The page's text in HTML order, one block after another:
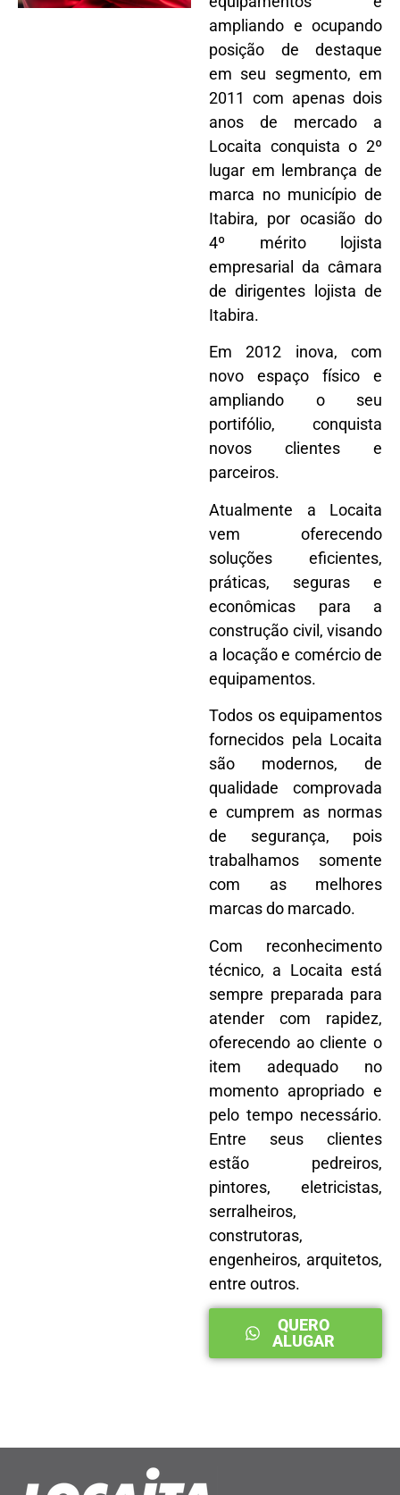
ampliando e ocupando
posição de destaque
em seu segmento, em
2011 com apenas dois
anos de mercado a
Locaita conquista o 2º
lugar em lembrança de
marca no município de
Itabira, por ocasião do
4º mérito lojista
empresarial da câmara
de dirigentes lojista de
Itabira.
Em 2012 inova, com
novo espaço físico e
ampliando o seu
portifólio, conquista
novos clientes e
parceiros.
Atualmente a Locaita
vem oferecendo
soluções eficientes,
práticas, seguras e
econômicas para a
construção civil, visando
a locação e comércio de
equipamentos.
Todos os equipamentos
fornecidos pela Locaita
são modernos, de
qualidade comprovada
e cumprem as normas
de segurança, pois
trabalhamos somente
com as melhores
marcas do marcado.
Com reconhecimento
técnico, a Locaita está
sempre preparada para
atender com rapidez,
oferecendo ao cliente o
item adequado no
momento apropriado e
pelo tempo necessário.
Entre seus clientes
estão pedreiros,
pintores, eletricistas,
serralheiros,
construtoras,
engenheiros, arquitetos,
entre outros.
QUERO
ALUGAR